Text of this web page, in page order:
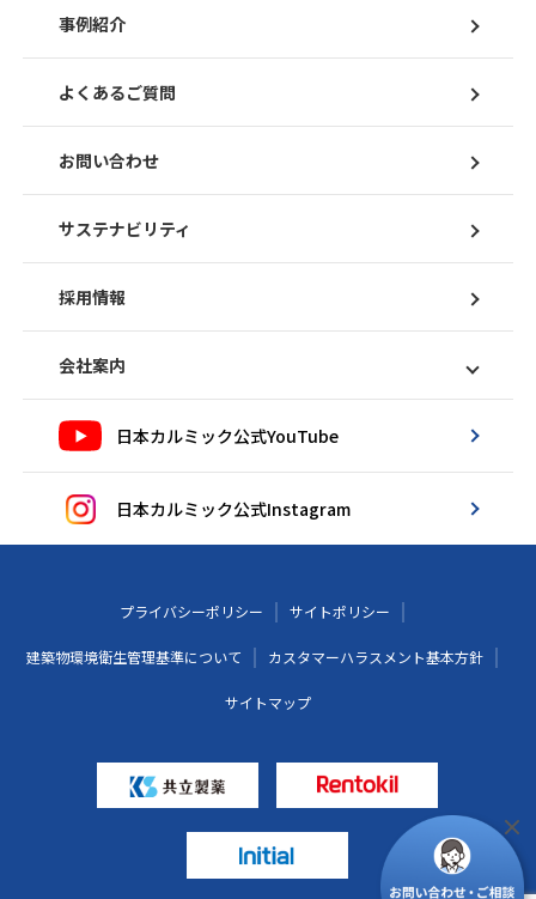
事例紹介
よくあるご質問
お問い合わせ
サステナビリティ
採用情報
会社案内
日本カルミック公式YouTube
日本カルミック公式Instagram
プライバシーポリシー サイトポリシー
建築物環境衛生管理基準について カスタマーハラスメント基本方針
サイトマップ